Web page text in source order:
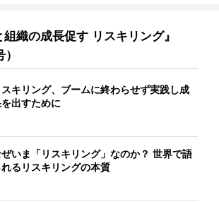
織の成長促す リスキリング』
スキリング、ブームに終わらせず実践し成
出すために
いま「リスキリング」なのか？ 世界で語
れるリスキリングの本質